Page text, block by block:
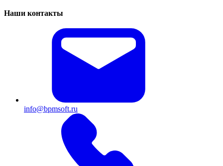
Наши контакты
info@bpmsoft.ru